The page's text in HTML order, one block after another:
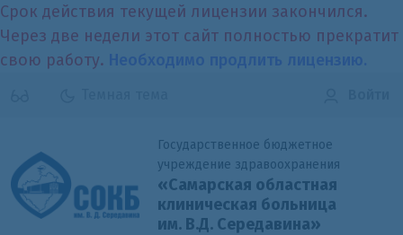
Срок действия текущей лицензии закончился.
Через две недели этот сайт полностью прекратит
свою работу.
Государственное бюджетное
учреждение здравоохранения
«Самарская областная
клиническая больница
им. В.Д. Середавина»